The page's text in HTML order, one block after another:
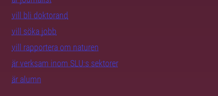
vill bli doktorand
vill söka jobb
vill rapportera om naturen
är verksam inom SLU:s sektorer
är alumn